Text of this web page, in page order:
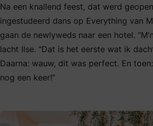
Na een knallend feest, dat werd
ingestudeerd dans op Everything van
gaan de newlyweds naar een hotel.
lacht Ilse. “Dat is het eerste wat ik
Daarna: wauw, dit was perfect. En
nog een keer!”